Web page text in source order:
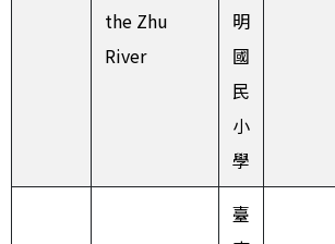
the Zhu
River
明
國
民
小
學
臺